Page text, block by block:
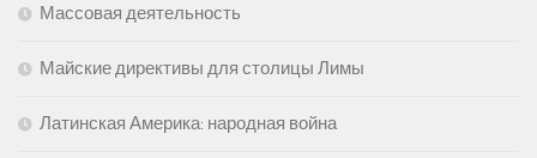
Массовая деятельность
Майские директивы для столицы Лимы
Латинская Америка: народная война